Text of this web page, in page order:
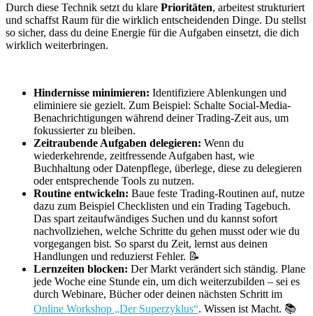
Durch diese Technik setzt du klare Prioritäten, arbeitest strukturiert
und schaffst Raum für die wirklich entscheidenden Dinge. Du stellst
so sicher, dass du deine Energie für die Aufgaben einsetzt, die dich
wirklich weiterbringen.
Hindernisse minimieren: Identifiziere Ablenkungen und
eliminiere sie gezielt. Zum Beispiel: Schalte Social-Media-
Benachrichtigungen während deiner Trading-Zeit aus, um
fokussierter zu bleiben.
Zeitraubende Aufgaben delegieren: Wenn du
wiederkehrende, zeitfressende Aufgaben hast, wie
Buchhaltung oder Datenpflege, überlege, diese zu delegieren
oder entsprechende Tools zu nutzen.
Routine entwickeln: Baue feste Trading-Routinen auf, nutze
dazu zum Beispiel Checklisten und ein Trading Tagebuch.
Das spart zeitaufwändiges Suchen und du kannst sofort
nachvollziehen, welche Schritte du gehen musst oder wie du
vorgegangen bist. So sparst du Zeit, lernst aus deinen
Handlungen und reduzierst Fehler. 📝
Lernzeiten blocken: Der Markt verändert sich ständig. Plane
jede Woche eine Stunde ein, um dich weiterzubilden – sei es
durch Webinare, Bücher oder deinen nächsten Schritt im
Online Workshop „Der Superzyklus“. Wissen ist Macht. 📚